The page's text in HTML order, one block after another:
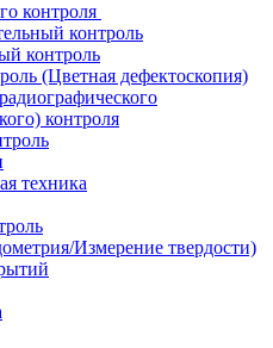
контроля
контроль
контроль
(Цветная дефектоскопия)
контроля
техника
Измерение твердости)